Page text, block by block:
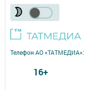
Телефон АО «ТАТМЕДИА»:
16+